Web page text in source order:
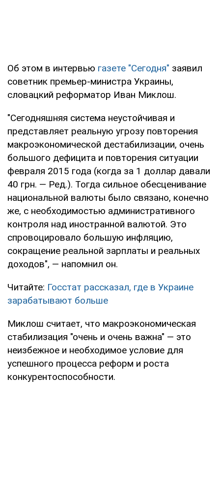
Об этом в интервью газете "Сегодня" заявил
советник премьер-министра Украины,
словацкий реформатор Иван Миклош.
"Сегодняшняя система неустойчивая и
представляет реальную угрозу повторения
макроэкономической дестабилизации, очень
большого дефицита и повторения ситуации
февраля 2015 года (когда за 1 доллар давали
40 грн. — Ред.). Тогда сильное обесценивание
национальной валюты было связано, конечно
же, с необходимостью административного
контроля над иностранной валютой. Это
спровоцировало большую инфляцию,
сокращение реальной зарплаты и реальных
доходов", — напомнил он.
Читайте: Госстат рассказал, где в Украине
зарабатывают больше
Миклош считает, что макроэкономическая
стабилизация "очень и очень важна" — это
неизбежное и необходимое условие для
успешного процесса реформ и роста
конкурентоспособности.